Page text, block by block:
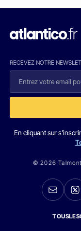
RECEVEZ NOTRE
En cliquant sur
© 2026